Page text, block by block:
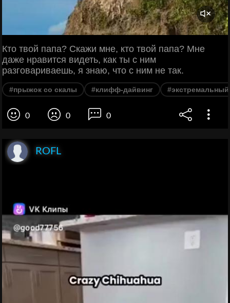
Кто твой папа? Скажи мне, кто твой папа? Мне
даже нравится видеть, как ты с ним
разговариваешь, я знаю, что с ним не так.
#прыжок со скалы #клифф-дайвинг #экстремальный
0 0 0
ROFL